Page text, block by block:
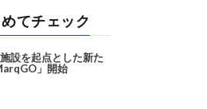
めてチェック
設を起点とした新た
」開始